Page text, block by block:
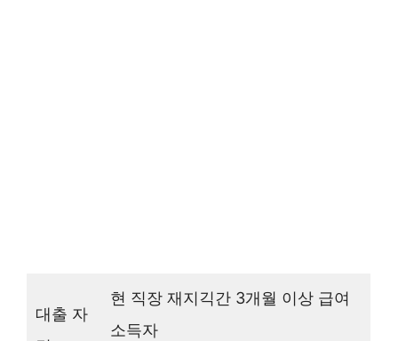
대출 자
현 직장 재지긱간 3개월 이상 급여
소득자